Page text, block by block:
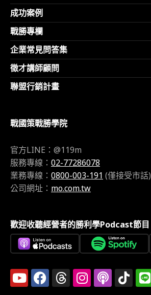
成功案例
戰勝專欄
企業常見問答集
徵才講師顧問
聯盟行銷計畫
戰國策戰勝學院
官方LINE：@119m
服務專線： 02-77286078
業務專線： 0800-003-191 (僅接受市話)
公司網址： mo.com.tw
歡迎收聽經營者的勝利學Podcast節目